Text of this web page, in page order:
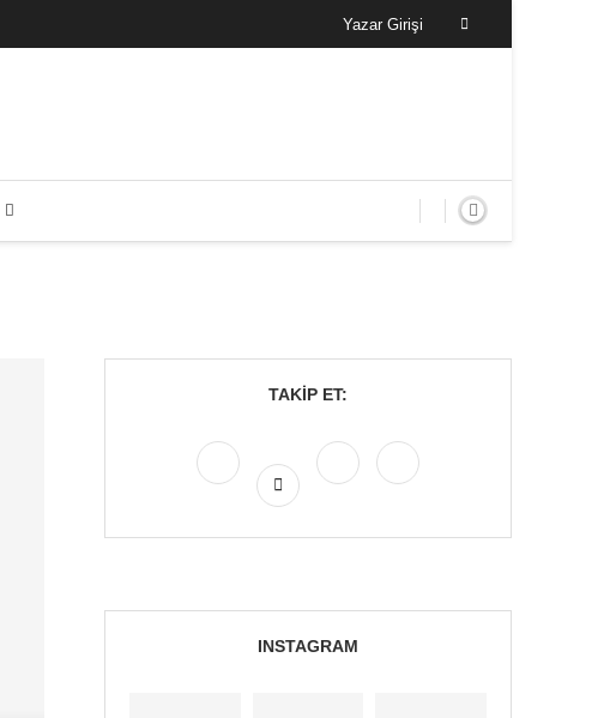
Yazar Girişi
TAKIP ET:
INSTAGRAM